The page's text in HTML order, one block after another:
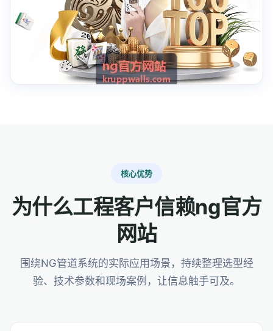
核心优势
为什么工程客户信赖ng官方
网站
围绕NG管道系统的实际应用场景，持续整理选型经
验、技术参数和现场案例，让信息触手可及。